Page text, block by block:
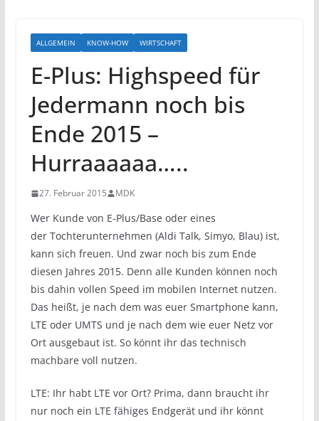
ALLGEMEIN KNOW-HOW WIRTSCHAFT
E-Plus: Highspeed für
Jedermann noch bis
Ende 2015 –
Hurraaaaaa…..
27. Februar 2015 MDK
Wer Kunde von E-Plus/Base oder eines
der Tochterunternehmen (Aldi Talk, Simyo, Blau) ist,
kann sich freuen. Und zwar noch bis zum Ende
diesen Jahres 2015. Denn alle Kunden können noch
bis dahin vollen Speed im mobilen Internet nutzen.
Das heißt, je nach dem was euer Smartphone kann,
LTE oder UMTS und je nach dem wie euer Netz vor
Ort ausgebaut ist. So könnt ihr das technisch
machbare voll nutzen.
LTE: Ihr habt LTE vor Ort? Prima, dann braucht ihr
nur noch ein LTE fähiges Endgerät und ihr könnt